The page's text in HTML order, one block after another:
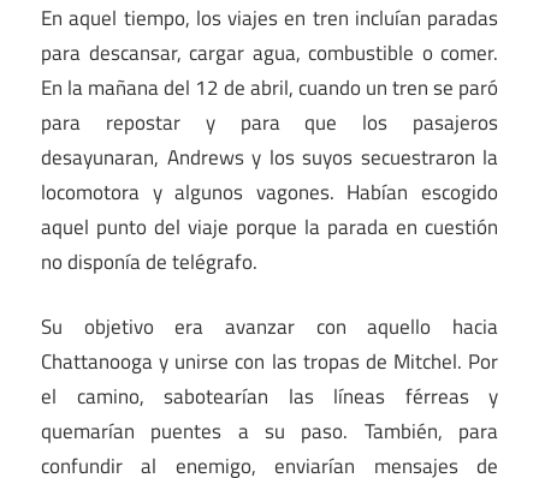
En aquel tiempo, los viajes en tren incluían paradas
para descansar, cargar agua, combustible o comer.
En la mañana del 12 de abril, cuando un tren se paró
para repostar y para que los pasajeros
desayunaran, Andrews y los suyos secuestraron la
locomotora y algunos vagones. Habían escogido
aquel punto del viaje porque la parada en cuestión
no disponía de telégrafo.
Su objetivo era avanzar con aquello hacia
Chattanooga y unirse con las tropas de Mitchel. Por
el camino, sabotearían las líneas férreas y
quemarían puentes a su paso. También, para
confundir al enemigo, enviarían mensajes de